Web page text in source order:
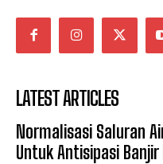
LATEST ARTICLES
Normalisasi Saluran
Untuk Antisipasi